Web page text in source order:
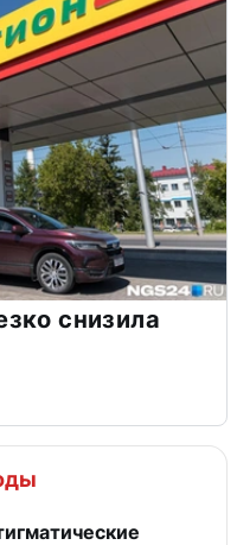
снизила